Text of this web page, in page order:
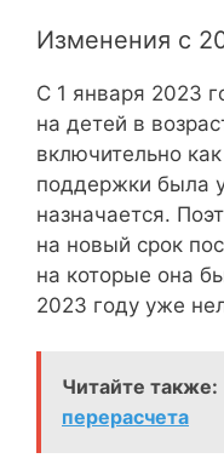
Изменения с
С 1 января 2023
на детей в
включительно
поддержки была
назначается.
на новый срок
на которые она
2023 году уже
Читайте также:
перерасчета